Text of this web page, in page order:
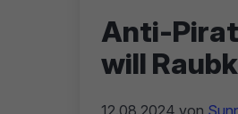
Anti-
will
12.08.2024 von